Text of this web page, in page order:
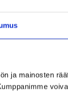
ja mainosten